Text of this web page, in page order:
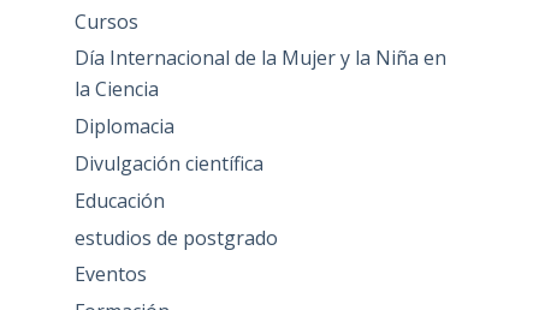
Cursos
Día Internacional de la Mujer y la Niña en
la Ciencia
Diplomacia
Divulgación científica
Educación
estudios de postgrado
Eventos